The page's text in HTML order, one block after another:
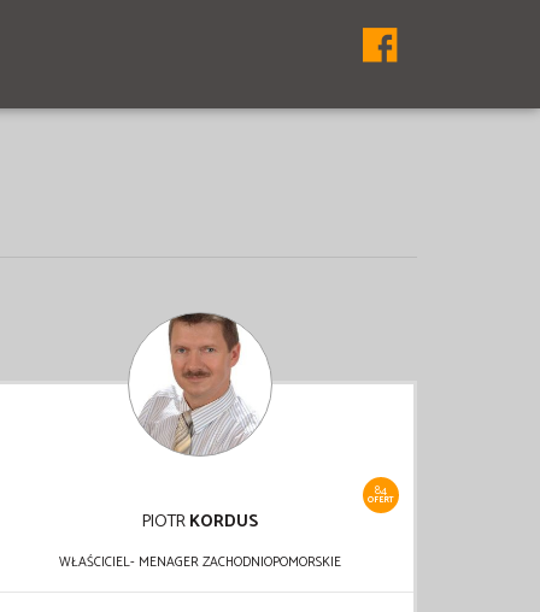
84
OFERT
PIOTRKORDUS
WŁAŚCICIEL- MENAGER ZACHODNIOPOMORSKIE